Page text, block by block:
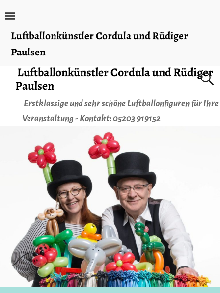
Luftballonkünstler Cordula und Rüdiger
Paulsen
Erstklassige und sehr schöne Luftballonfiguren für Ihre
Veranstaltung - Kontakt: 05203 919152
Luftballonkünstler Cordula und Rüdiger
Paulsen